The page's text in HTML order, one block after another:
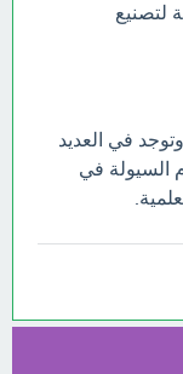
لتصنيع
في العديد
السيولة في